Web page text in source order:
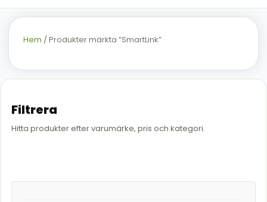
Hem / Produkter märkta ”SmartLink”
Filtrera
Hitta produkter efter varumärke, pris och kategori.